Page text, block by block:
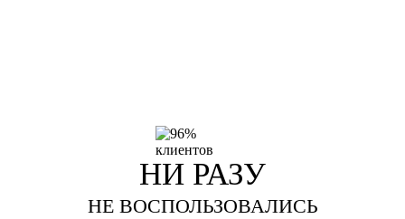
НИ РАЗУ
НЕ ВОСПОЛЬЗОВАЛИСЬ